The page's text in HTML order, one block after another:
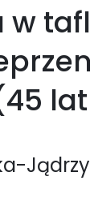
w